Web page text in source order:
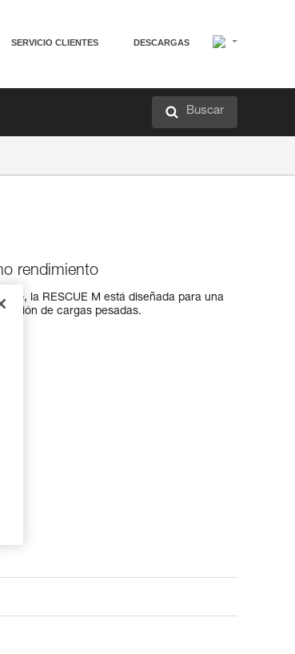
SERVICIO CLIENTES DESCARGAS
Buscar
rendimiento
la RESCUE M está diseñada para una
de cargas pesadas.